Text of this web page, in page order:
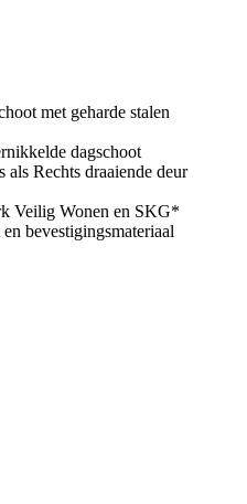
met geharde stalen
dagschoot
Rechts draaiende deur
Veilig Wonen en SKG*
bevestigingsmateriaal